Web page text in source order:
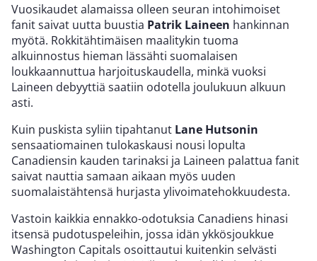
Vuosikaudet alamaissa olleen seuran intohimoiset
fanit saivat uutta buustia Patrik Laineen hankinnan
myötä. Rokkitähtimäisen maalitykin tuoma
alkuinnostus hieman lässähti suomalaisen
loukkaannuttua harjoituskaudella, minkä vuoksi
Laineen debyyttiä saatiin odotella joulukuun alkuun
asti.
Kuin puskista syliin tipahtanut Lane Hutsonin
sensaatiomainen tulokaskausi nousi lopulta
Canadiensin kauden tarinaksi ja Laineen palattua fanit
saivat nauttia samaan aikaan myös uuden
suomalaistähtensä hurjasta ylivoimatehokkuudesta.
Vastoin kaikkia ennakko-odotuksia Canadiens hinasi
itsensä pudotuspeleihin, jossa idän ykkösjoukkue
Washington Capitals osoittautui kuitenkin selvästi